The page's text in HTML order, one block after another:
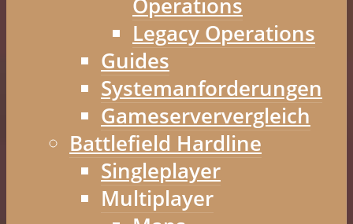
Operations
Legacy Operations
Guides
Systemanforderungen
Gameserververgleich
Battlefield Hardline
Singleplayer
Multiplayer